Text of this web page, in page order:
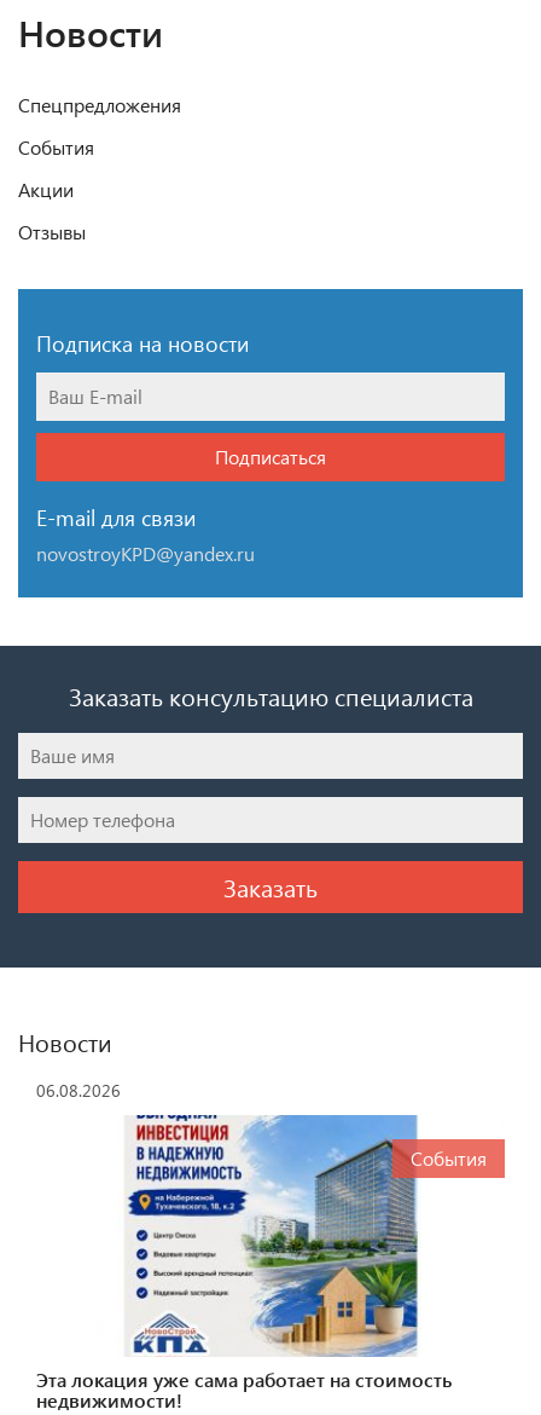
Новости
Спецпредложения
События
Акции
Отзывы
Подписка на новости
Подписаться
E-mail для связи
novostroyKPD@yandex.ru
Заказать консультацию специалиста
Новости
06.08.2026
События
Эта локация уже сама работает на стоимость
недвижимости!